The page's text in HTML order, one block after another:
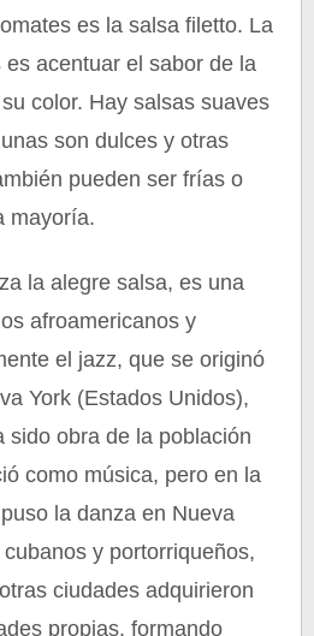
es la salsa filetto. La
acentuar el sabor de la
color. Hay salsas suaves
son dulces y otras
pueden ser frías o
mayoría.
la alegre salsa, es una
afroamericanos y
el jazz, que se originó
York (Estados Unidos),
sido obra de la población
como música, pero en la
la danza en Nueva
y portorriqueños,
ciudades adquirieron
propias, formando